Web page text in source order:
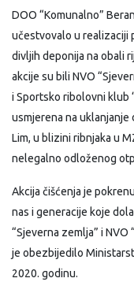
DOO “Komunalno”
učestvovalo u realizaciji
divljih deponija na obali
akcije su bili NVO
i Sportsko ribolovni klub
usmjerena na
Lim, u blizini ribnjaka u
nelegalno odloženog
Akcija čišćenja je
nas i generacije koje
“Sjeverna zemlja” i
je obezbijedilo
2020. godinu.